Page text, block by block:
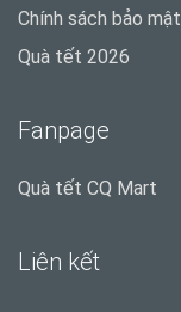
Chính sách bảo mật
Quà tết 2026
Fanpage
Quà tết CQ Mart
Liên kết